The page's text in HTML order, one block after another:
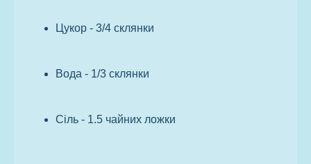
Цукор - 3/4 склянки
Вода - 1/3 склянки
Сіль - 1.5 чайних ложки